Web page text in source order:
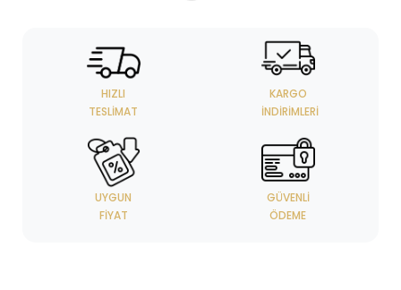
HIZLI
TESLIMAT
KARGO
İNDIRIMLERI
UYGUN
FIYAT
GÜVENLI
ÖDEME